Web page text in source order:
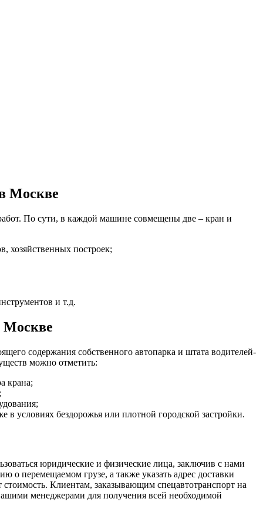
Москве
По сути, в каждой машине совмещены две – кран и
хозяйственных построек;
и т.д.
Москве
содержания собственного автопарка и штата водителей-
можно отметить:
крана;
условиях бездорожья или плотной городской застройки.
юридические и физические лица, заключив с нами
о перемещаемом грузе, а также указать адрес доставки
Клиентам, заказывающим спецавтотранспорт на
менеджерами для получения всей необходимой